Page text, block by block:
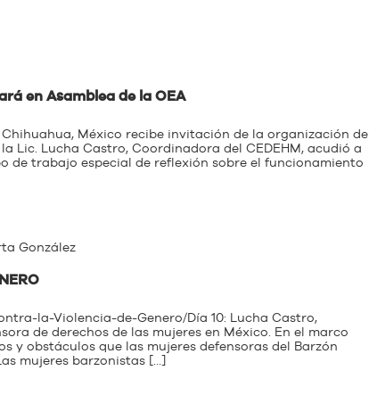
en Asamblea de la OEA
México recibe invitación de la organización de
Lic. Lucha Castro, Coordinadora del CEDEHM, acudió a
trabajo especial de reflexión sobre el funcionamiento
González
la-Violencia-de-Genero/Día 10: Lucha Castro,
de derechos de las mujeres en México. En el marco
y obstáculos que las mujeres defensoras del Barzón
mujeres barzonistas […]